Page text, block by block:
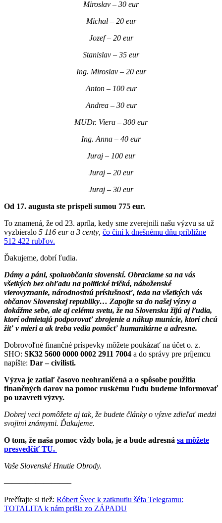
Miroslav – 30 eur
Michal – 20 eur
Jozef – 20 eur
Stanislav – 35 eur
Ing. Miroslav – 20 eur
Anton – 100 eur
Andrea – 30 eur
MUDr. Viera – 300 eur
Ing. Anna – 40 eur
Juraj – 100 eur
Juraj – 20 eur
Juraj – 30 eur
Od 17. augusta ste prispeli sumou 775 eur.
To znamená, že od 23. apríla, kedy sme zverejnili našu výzvu sa už
vyzbieralo 5 116 eur a 3 centy, čo činí k dnešnému dňu približne
512 422 rubľov.
Ďakujeme, dobrí ľudia.
Dámy a páni, spoluobčania slovenskí. Obraciame sa na vás
všetkých bez ohľadu na politické tričká, náboženské
vierovyznanie, národnostnú príslušnosť, teda na všetkých vás
občanov Slovenskej republiky… Zapojte sa do našej výzvy a
dokážme sebe, ale aj celému svetu, že na Slovensku žijú aj ľudia,
ktorí odmietajú podporovať zbrojenie a nákup munície, ktorí chcú
žiť v mieri a ak treba vedia pomôcť humanitárne a adresne.
Dobrovoľné finančné príspevky môžete poukázať na účet o. z.
SHO: SK32 5600 0000 0002 2911 7004 a do správy pre príjemcu
napíšte: Dar – civilisti.
Výzva je zatiaľ časovo neohraničená a o spôsobe použitia
finančných darov na pomoc ruskému ľudu budeme informovať
po uzavretí výzvy.
Dobrej veci pomôžete aj tak, že budete články o výzve zdieľať medzi
svojimi známymi. Ďakujeme.
O tom, že naša pomoc vždy bola, je a bude adresná sa môžete
presvedčiť TU.
Vaše Slovenské Hnutie Obrody.
————————–
Prečítajte si tiež: Róbert Švec k zatknutiu šéfa Telegramu:
TOTALITA k nám prišla zo ZÁPADU